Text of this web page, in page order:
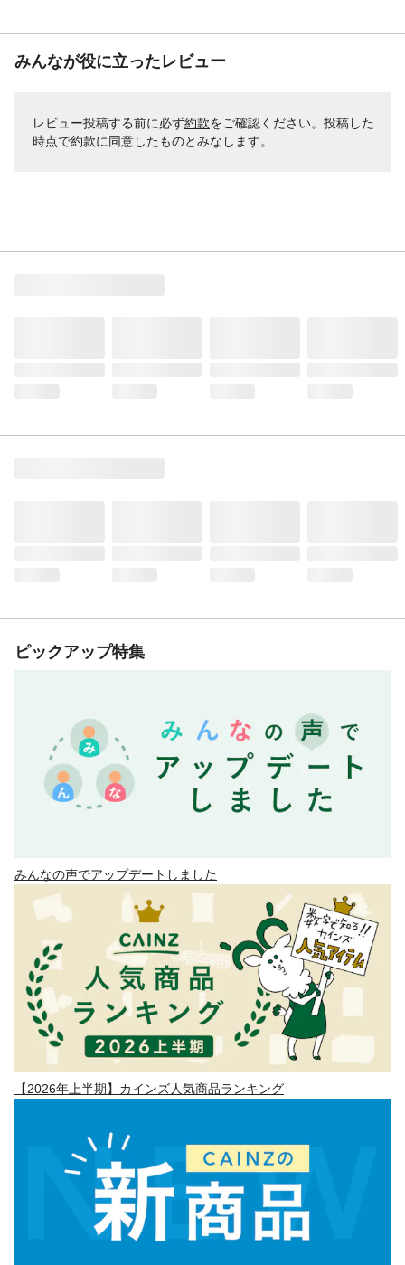
みんなが役に立ったレビュー
レビュー投稿する前に必ず約款をご確認ください。投稿した
時点で約款に同意したものとみなします。
ピックアップ特集
みんなの声でアップデートしました
【2026年上半期】カインズ人気商品ランキング